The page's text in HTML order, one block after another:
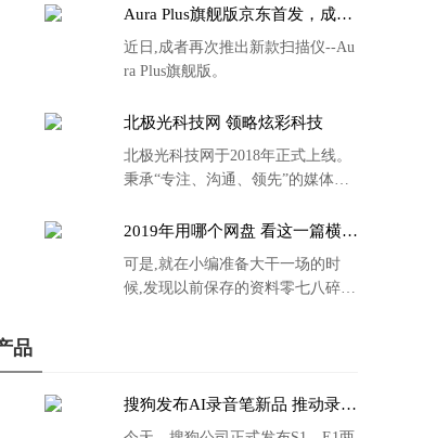
Aura Plus旗舰版京东首发，成者
近日,成者再次推出新款扫描仪--Au
ra Plus旗舰版。
北极光科技网 领略炫彩科技
北极光科技网于2018年正式上线。
秉承“专注、沟通、领先”的媒体理
2019年用哪个网盘 看这一篇横评
可是,就在小编准备大干一场的时
候,发现以前保存的资料零七八碎,
品
搜狗发布AI录音笔新品 推动录音